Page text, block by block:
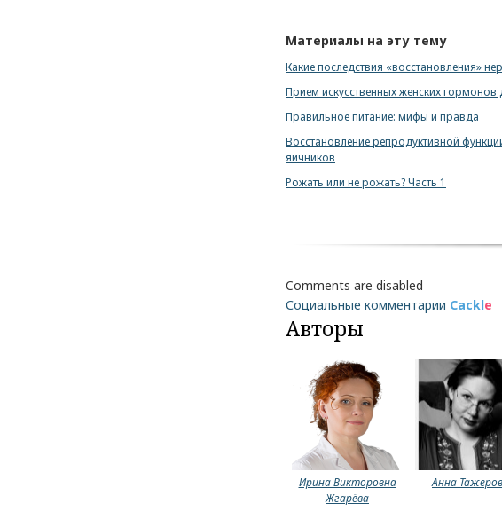
Материалы на эту тему
Какие последствия «восстановления»
Прием искусственных женских
Правильное питание: мифы и правда
Восстановление репродуктивной
яичников
Рожать или не рожать? Часть 1
Comments are disabled
Социальные комментарии Cackle
Авторы
Ирина Викторовна
Жгарёва
Анна